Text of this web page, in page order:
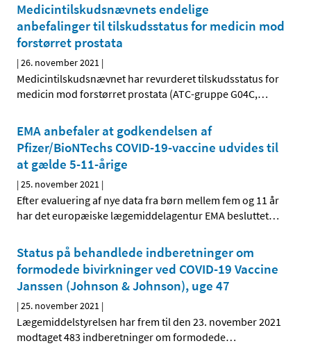
Medicintilskudsnævnets endelige
anbefalinger til tilskudsstatus for medicin mod
forstørret prostata
|26. november 2021 |
Medicintilskudsnævnet har revurderet tilskudsstatus for
medicin mod forstørret prostata (ATC-gruppe G04C,…
EMA anbefaler at godkendelsen af
Pfizer/BioNTechs COVID-19-vaccine udvides til
at gælde 5-11-årige
|25. november 2021 |
Efter evaluering af nye data fra børn mellem fem og 11 år
har det europæiske lægemiddelagentur EMA besluttet…
Status på behandlede indberetninger om
formodede bivirkninger ved COVID-19 Vaccine
Janssen (Johnson & Johnson), uge 47
|25. november 2021 |
Lægemiddelstyrelsen har frem til den 23. november 2021
modtaget 483 indberetninger om formodede…